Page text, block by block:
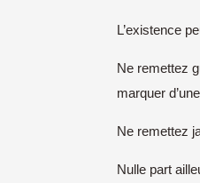
L’existence
Ne remettez
marquer
Ne remettez
Nulle part